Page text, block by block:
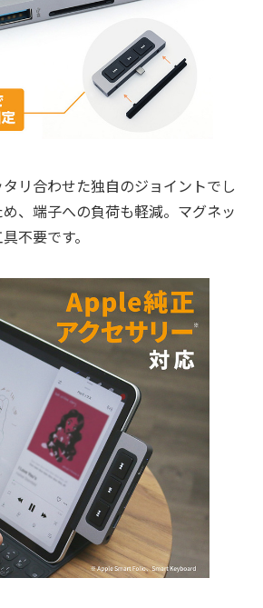
リ合わせた独自のジョイントでし
、端子への負荷も軽減。マグネッ
不要です。